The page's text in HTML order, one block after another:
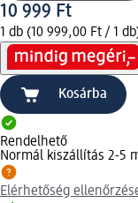
10 999 Ft
1 db (10 999,00 Ft / 1
Kosárba
Rendelhető
Normál kiszállítás 2-5
Elérhetőség